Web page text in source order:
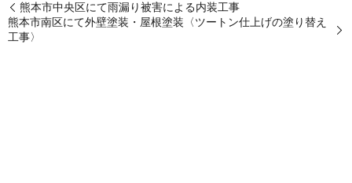
熊本市中央区にて雨漏り被害による内装工事
熊本市南区にて外壁塗装・屋根塗装〈ツートン仕上げの塗り替え
工事〉